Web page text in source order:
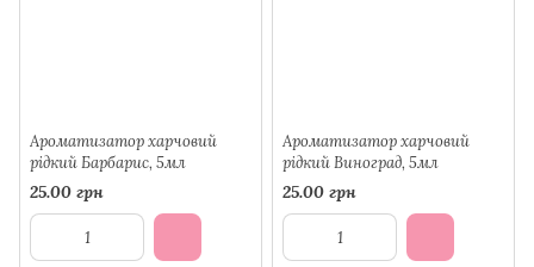
Ароматизатор харчовий
рідкий Барбарис, 5мл
25.00 грн
Ароматизатор харчовий
рідкий Виноград, 5мл
25.00 грн